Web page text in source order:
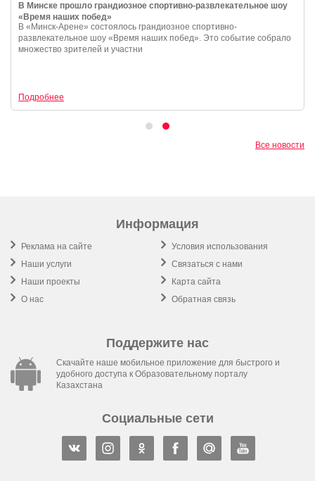
В Минске прошло грандиозное спортивно-развлекательное шоу
«Время наших побед»
В «Минск-Арене» состоялось грандиозное спортивно-
развлекательное шоу «Время наших побед». Это событие собрало
множество зрителей и участни
Подробнее
Все новости
Информация
Реклама на сайте
Наши услуги
Наши проекты
О нас
Условия использования
Связаться с нами
Карта сайта
Обратная связь
Поддержите нас
Скачайте наше мобильное приложение для быстрого и
удобного доступа к Образовательному порталу
Казахстана
Социальные сети